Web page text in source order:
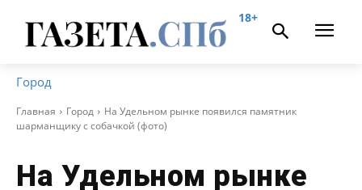
18+
Город
Главная Город
На Удельном рынке появился памятник
шарманщику с собачкой (фото)
На Удельном рынке